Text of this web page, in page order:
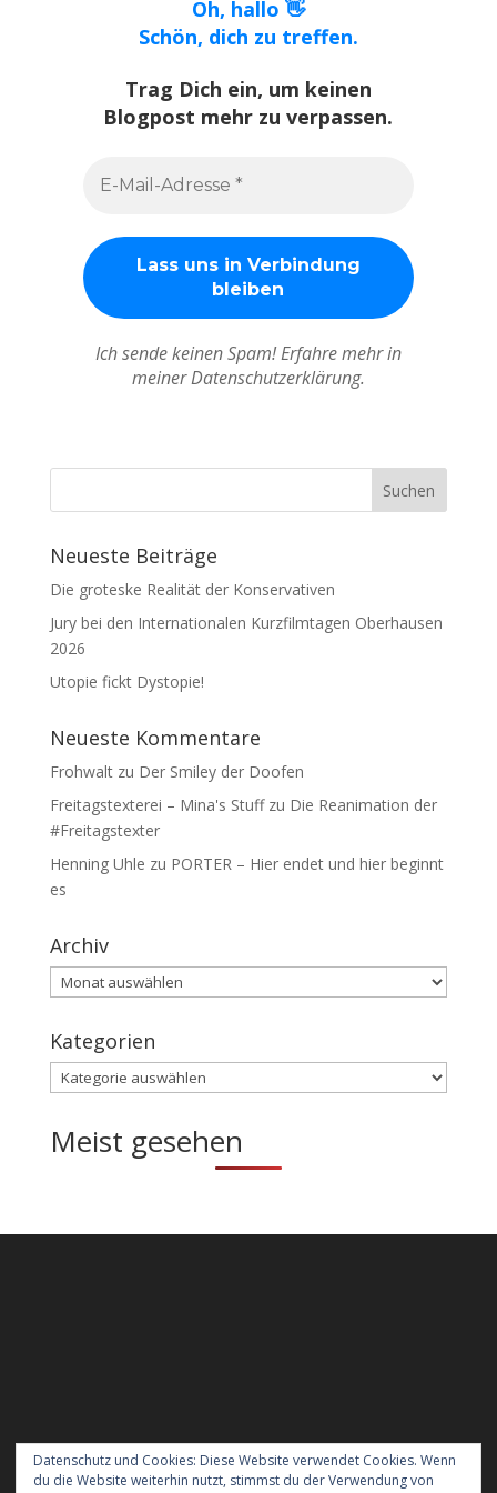
Oh, hallo 👋
Schön, dich zu treffen.
Trag Dich ein, um keinen
Blogpost mehr zu verpassen.
Ich sende keinen Spam! Erfahre mehr in
meiner Datenschutzerklärung.
Neueste Beiträge
Die groteske Realität der Konservativen
Jury bei den Internationalen Kurzfilmtagen Oberhausen
2026
Utopie fickt Dystopie!
Neueste Kommentare
Frohwaltzu Der Smiley der Doofen
Freitagstexterei – Mina's Stuffzu Die Reanimation der
#Freitagstexter
Henning Uhle zu PORTER – Hier endet und hier beginnt
es
Archiv
Archiv
Kategorien
Kategorien
Meist gesehen
Datenschutz und Cookies: Diese Website verwendet Cookies. Wenn
du die Website weiterhin nutzt, stimmst du der Verwendung von